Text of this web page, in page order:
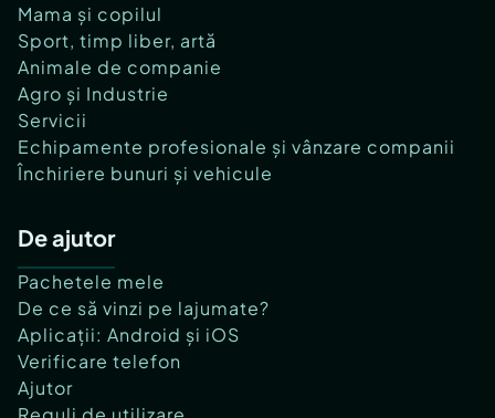
Mama și copilul
Sport, timp liber, artă
Animale de companie
Agro și Industrie
Servicii
Echipamente profesionale și vânzare companii
Închiriere bunuri și vehicule
De ajutor
Pachetele mele
De ce să vinzi pe lajumate?
Aplicații: Android și iOS
Verificare telefon
Ajutor